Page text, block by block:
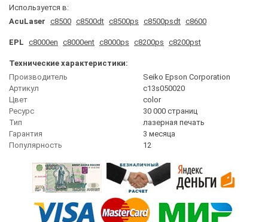
Используется в:
AcuLaser c8500 c8500dt c8500ps c8500psdt c8600
EPL c8000en c8000ent c8000ps c8200ps c8200pst
Технические характеристики:
Производитель
Seiko Epson Corporation
Артикул
c13s050020
Цвет
сolor
Ресурс
30 000 страниц
Тип
лазерная печать
Гарантия
3 месяца
Популярность
12